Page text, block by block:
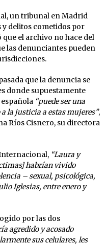
un tribunal en Madrid
y delitos cometidos por
el archivo no hace del
las denunciantes pueden
que la denuncia se
donde supuestamente
“puede ser una
la justicia a estas mujeres”,
Ríos Cisnero, su directora
“Laura y
habrían vivido
– sexual, psicológica,
Iglesias, entre enero y
por las dos
agredido y acosado
sus celulares, les